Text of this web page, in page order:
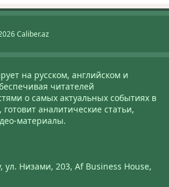
Caliber.az
на русском, английском и
читателей
о самых актуальных событиях в
аналитические статьи,
материалы.
ул. Низами, 203, Af Business House,